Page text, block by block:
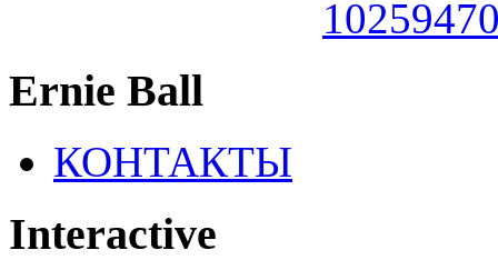
Ernie Ball
КОНТАКТЫ
Interactive